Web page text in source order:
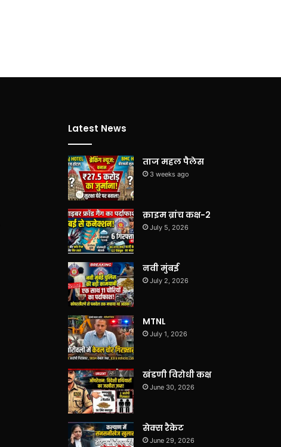
Latest News
ताज महल पैलेस
3 weeks ago
क्राइम ब्रांच कक्ष-2
July 5, 2026
नवी मुंबई
July 2, 2026
MTNL
July 1, 2026
खंडणी विरोधी कक्ष
June 30, 2026
सेक्स रैकेट
June 29, 2026